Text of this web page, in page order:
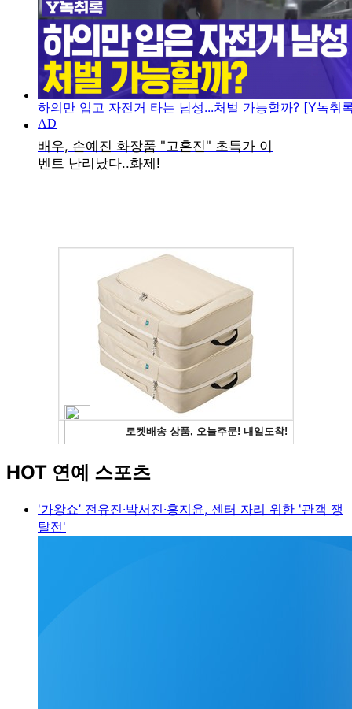
하의만 입고 자전거 타는 남성...처벌 가능할까? [Y녹취
HOT 연예 스포츠
'가왕쇼’ 전유진·박서진·홍지윤, 센터 자리 위한 '관객 쟁
탈전'